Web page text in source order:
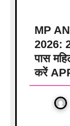
MP
2026:
पास
करें